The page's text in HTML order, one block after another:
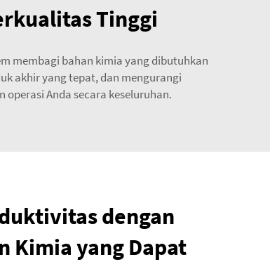
Tinggi
membagi bahan kimia yang dibutuhkan
akhir yang tepat, dan mengurangi
Anda secara keseluruhan.
dengan
Kimia yang Dapat